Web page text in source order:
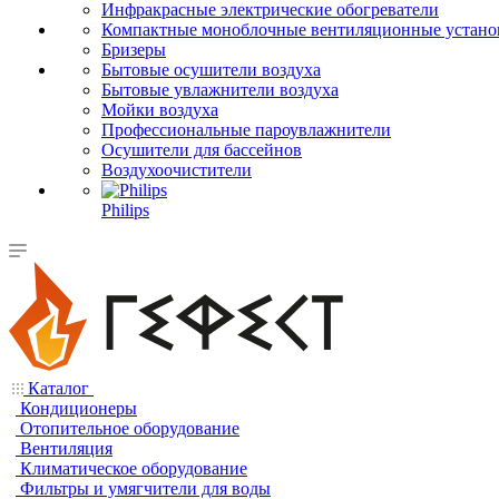
Инфракрасные электрические обогреватели
Компактные моноблочные вентиляционные
Бризеры
Бытовые осушители воздуха
Бытовые увлажнители воздуха
Мойки воздуха
Профессиональные пароувлажнители
Осушители для бассейнов
Воздухоочистители
Philips
Каталог
Кондиционеры
Отопительное оборудование
Вентиляция
Климатическое оборудование
Фильтры и умягчители для воды